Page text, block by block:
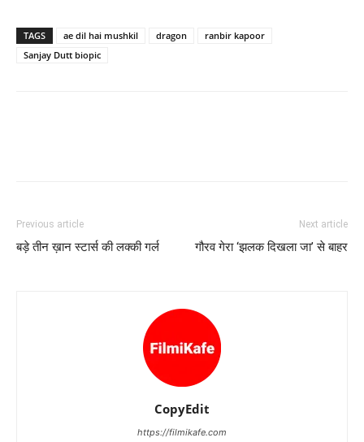
TAGS ae dil hai mushkil dragon
ranbir kapoor
Sanjay Dutt biopic
Previous article
बड़े तीन ख़ान स्‍टार्स की लक्‍की गर्ल
Next article
गौरव गेरा ‘झलक दिखला जा’ से बाहर
CopyEdit
https://filmikafe.com